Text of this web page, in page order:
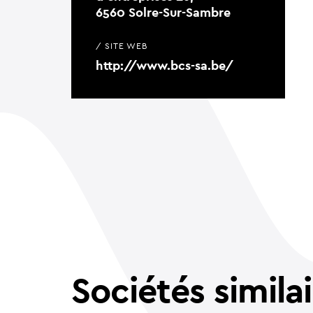
6560 Solre-Sur-Sambre
/ SITE WEB
http://www.bcs-sa.be/
Sociétés